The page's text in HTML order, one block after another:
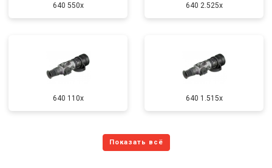
640 550x 640 2.525x
640 110x 640 1.515x